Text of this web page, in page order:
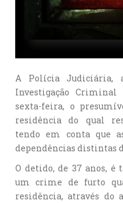
A Polícia Judiciária,
Investigação
sexta-feira, o
residência do qual
tendo em conta que
dependências distintas
O detido, de 37 anos, é
um crime de furto
residência, através do